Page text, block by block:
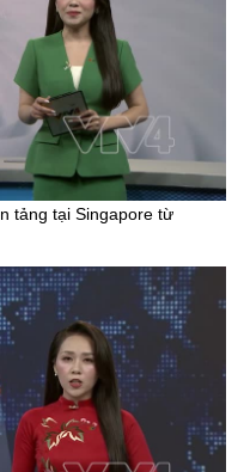
tảng tại Singapore từ